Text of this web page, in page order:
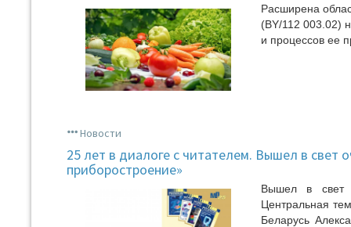
Расширена
(BY/112 003.02)
и процессов ее
Новости
25 лет в диалоге с читателем. Вышел в свет
приборостроение»
Вышел в свет
Центральная
Беларусь